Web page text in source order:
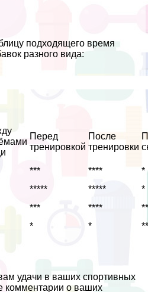
подходящего время
разного вида:
Перед
тренировкой
После
тренировки
*** ****
*
***** *****
*
*** ****
**
* *
удачи в ваших спортивных
комментарии о ваших